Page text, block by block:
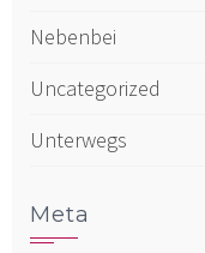
Nebenbei
Uncategorized
Unterwegs
Meta